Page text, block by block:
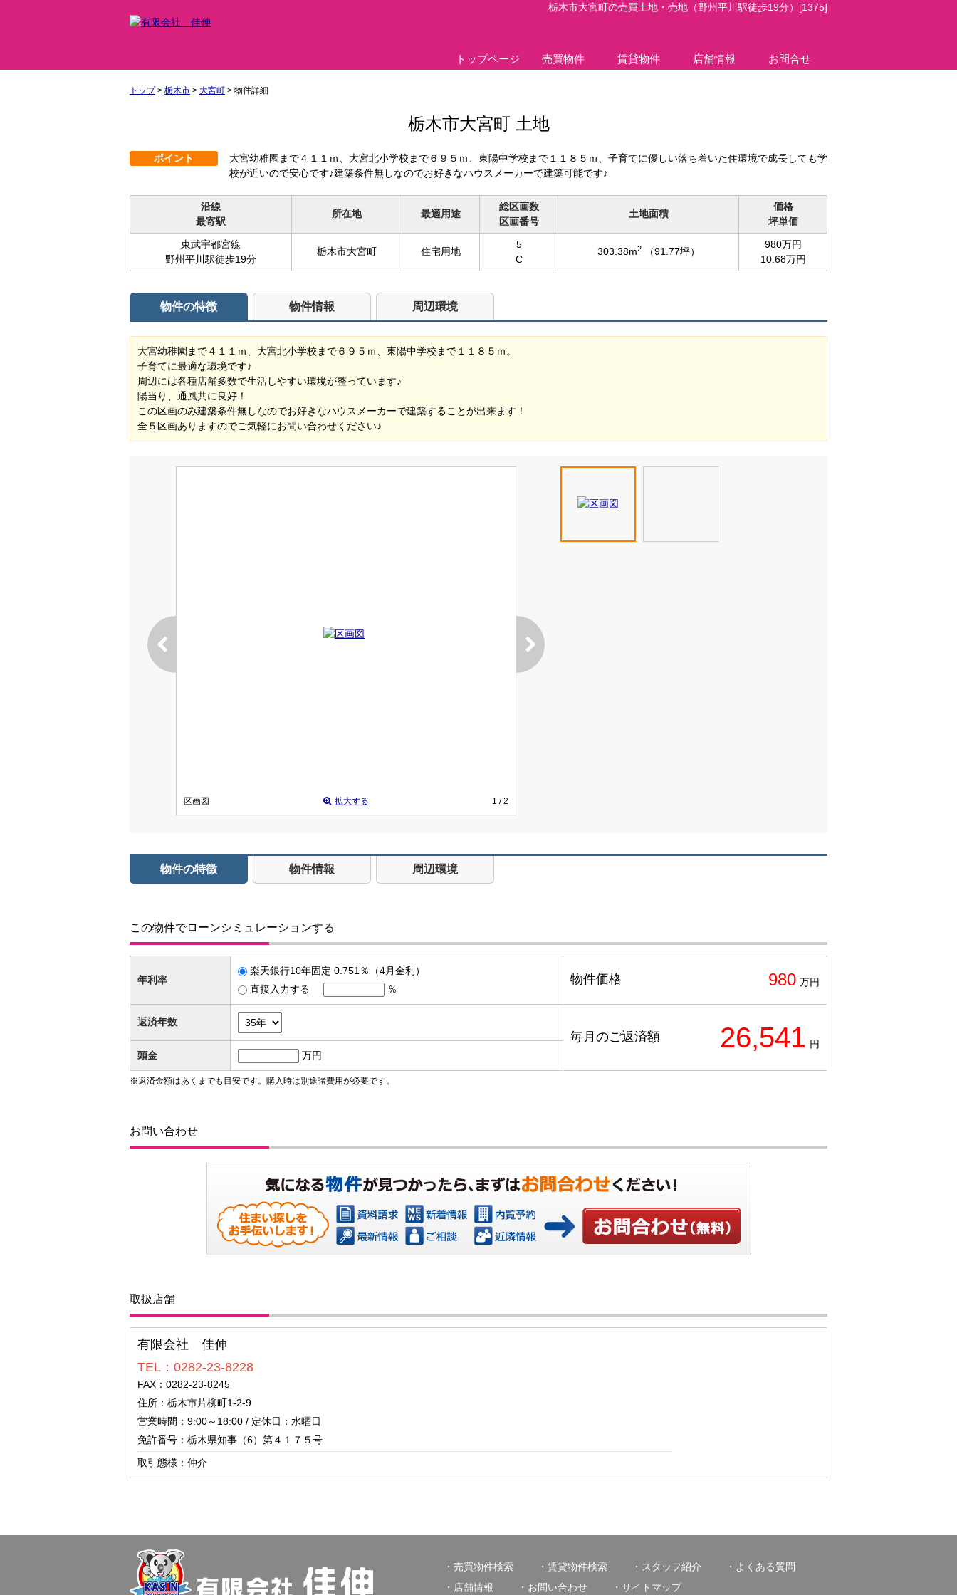
栃木市大宮町の売買土地・売地（野州平川駅徒歩19分）[1375]
トップページ 売買物件 賃貸物件 店舗情報 お問合せ
トップ> 栃木市 > 大宮町 > 物件詳細
栃木市大宮町 土地
ポイント
大宮幼稚園まで４１１ｍ、大宮北小学校まで６９５ｍ、東陽中学校まで１１８５ｍ、子育てに優しい落ち着いた住環境で成長しても学
校が近いので安心です♪建築条件無しなのでお好きなハウスメーカーで建築可能です♪
沿線
最寄駅
所在地 最適用途
総区画数
区画番号
土地面積
価格
坪単価
東武宇都宮線
野州平川駅徒歩19分
栃木市大宮町 住宅用地
5
C
303.38m2 （91.77坪）
980万円
10.68万円
物件の特徴 物件情報 周辺環境
大宮幼稚園まで４１１ｍ、大宮北小学校まで６９５ｍ、東陽中学校まで１１８５ｍ。
子育てに最適な環境です♪
周辺には各種店舗多数で生活しやすい環境が整っています♪
陽当り、通風共に良好！
この区画のみ建築条件無しなのでお好きなハウスメーカーで建築することが出来ます！
全５区画ありますのでご気軽にお問い合わせください♪
区画図 拡大する 1 / 2
物件の特徴 物件情報 周辺環境
この物件でローンシミュレーションする
年利率
楽天銀行10年固定 0.751％（4月金利）
直接入力する
％
物件価格 980 万円
返済年数
毎月のご返済額 26,541 円
頭金
万円
※返済金額はあくまでも目安です。購入時は別途諸費用が必要です。
お問い合わせ
取扱店舗
有限会社 佳伸
TEL：0282-23-8228
FAX：0282-23-8245
住所：栃木市片柳町1-2-9
営業時間：9:00～18:00 / 定休日：水曜日
免許番号：栃木県知事（6）第４１７５号
取引態様：仲介
売買物件検索 賃貸物件検索 スタッフ紹介
よくある質問
店舗情報
お問い合わせ サイトマップ